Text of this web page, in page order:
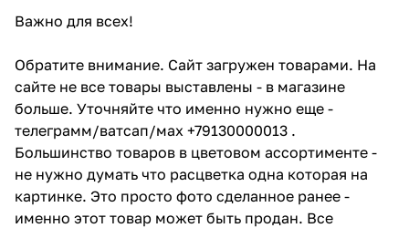
Важно для всех!
Обратите внимание. Сайт загружен товарами. На
сайте не все товары выставлены - в магазине
больше. Уточняйте что именно нужно еще -
телеграмм/ватсап/мах +79130000013 .
Большинство товаров в цветовом ассортименте -
не нужно думать что расцветка одна которая на
картинке. Это просто фото сделанное ранее -
именно этот товар может быть продан. Все